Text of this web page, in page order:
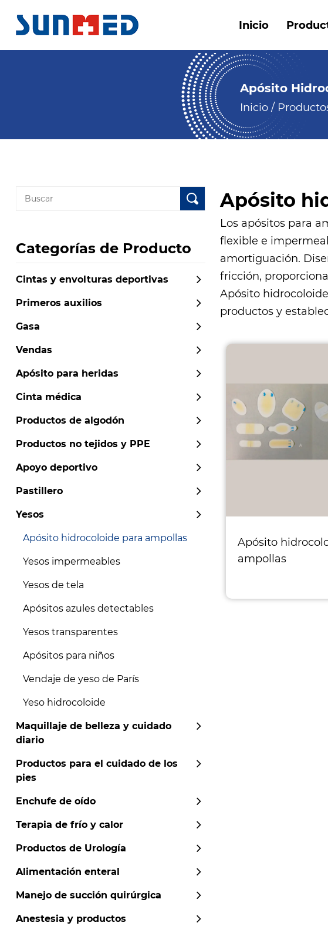
Inicio
Apósito
Inicio/
Categorías de Producto
Cintas y envolturas deportivas
Primeros auxilios
Gasa
Vendas
Apósito para heridas
Cinta médica
Productos de algodón
Productos no tejidos y PPE
Apoyo deportivo
Pastillero
Yesos
Apósito hidrocoloide para ampollas
Yesos impermeables
Yesos de tela
Apósitos azules detectables
Yesos transparentes
Apósitos para niños
Vendaje de yeso de París
Yeso hidrocoloide
Maquillaje de belleza y cuidado
diario
Productos para el cuidado de los
pies
Enchufe de oído
Terapia de frío y calor
Productos de Urología
Alimentación enteral
Manejo de succión quirúrgica
Anestesia y productos
Apósito
Los apósitos para
flexible e
amortiguación.
fricción,
Apósito
productos y
Apósito
ampollas